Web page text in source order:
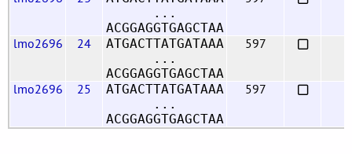
...
ACGGAGGTGAGCTAA
lmo2696 24
ATGACTTATGATAAA
...
ACGGAGGTGAGCTAA
597
lmo2696 25
ATGACTTATGATAAA
...
ACGGAGGTGAGCTAA
597